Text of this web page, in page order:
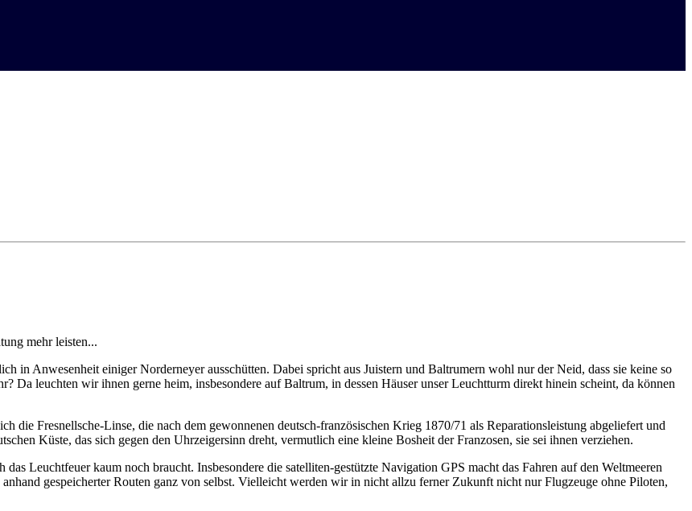
mehr leisten...
in Anwesenheit einiger Norderneyer ausschütten. Dabei spricht aus Juistern und Baltrumern wohl nur der Neid, dass sie keine so
Da leuchten wir ihnen gerne heim, insbesondere auf Baltrum, in dessen Häuser unser Leuchtturm direkt hinein scheint, da können
die Fresnellsche-Linse, die nach dem gewonnenen deutsch-französischen Krieg 1870/71 als Reparationsleistung abgeliefert und
Küste, das sich gegen den Uhrzeigersinn dreht, vermutlich eine kleine Bosheit der Franzosen, sie sei ihnen verziehen.
Leuchtfeuer kaum noch braucht. Insbesondere die satelliten-gestützte Navigation GPS macht das Fahren auf den Weltmeeren
gespeicherter Routen ganz von selbst. Vielleicht werden wir in nicht allzu ferner Zukunft nicht nur Flugzeuge ohne Piloten,